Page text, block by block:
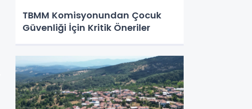
TBMM Komisyonundan Çocuk
Güvenliği İçin Kritik Öneriler